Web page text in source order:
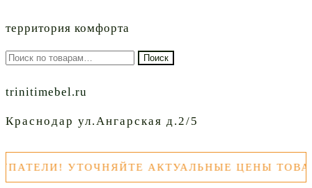
территория комфорта
Искать: Поиск
trinitimebel.ru
Краснодар ул.Ангарская д.2/5
УТОЧНЯЙТЕ АКТУАЛЬНЫЕ ЦЕНЫ